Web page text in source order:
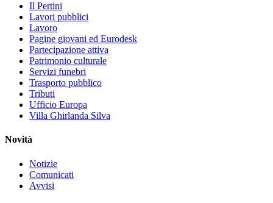
Il Pertini
Lavori pubblici
Lavoro
Pagine giovani ed Eurodesk
Partecipazione attiva
Patrimonio culturale
Servizi funebri
Trasporto pubblico
Tributi
Ufficio Europa
Villa Ghirlanda Silva
Novità
Notizie
Comunicati
Avvisi